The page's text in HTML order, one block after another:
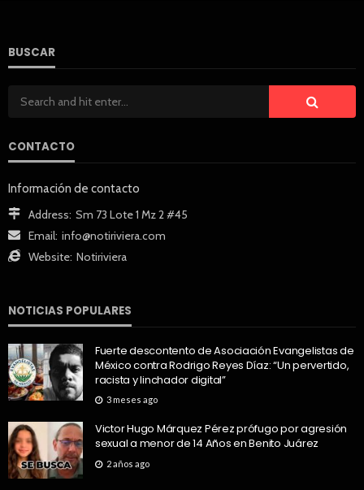
BUSCAR
CONTACTO
Información de contacto
Address: Sm 73 Lote 1 Mz 2 #45
Email: info@notiriviera.com
Website: Notiriviera
NOTICIAS POPULARES
Fuerte descontento de Asociación Evangelistas de
México contra Rodrigo Reyes Díaz: “Un pervertido,
racista y linchador digital”
3 meses ago
Victor Hugo Márquez Pérez prófugo por agresión
sexual a menor de 14 Años en Benito Juárez
2 años ago